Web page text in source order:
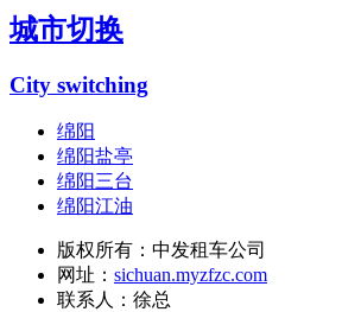
城市切换
City switching
绵阳
绵阳盐亭
绵阳三台
绵阳江油
版权所有：中发租车公司
网址： sichuan.myzfzc.com
联系人：徐总